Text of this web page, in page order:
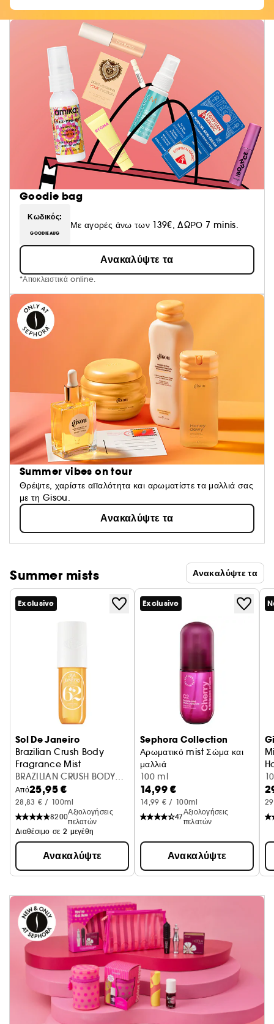
Goodie bag
Κωδικός:
GOODIEAUG
Με αγορές άνω των 139€, ΔΩΡΟ 7 minis.
Ανακαλύψτε τα
*Αποκλειστικά online.
Summer vibes on tour
Θρέψτε, χαρίστε απαλότητα και αρωματίστε τα μαλλιά σας
με τη Gisou.
Ανακαλύψτε τα
Summer mists Ανακαλύψτε τα
Exclusive
Sol De Janeiro
Brazilian Crush Body
Fragrance Mist
BRAZILIAN CRUSH BODY
MIST 90ML
Από25,95 €
28,83 € / 100ml
8200
Αξιολογήσεις
πελατών
Διαθέσιμο σε 2 μεγέθη
Ανακαλύψτε
Exclusive
Sephora Collection
Αρωματικό mist Σώμα και
μαλλιά
Κεράσι + σαντιγί
100 ml
14,99 €
14,99 € / 100ml
47
Αξιολογήσεις
πελατών
Ανακαλύψτε